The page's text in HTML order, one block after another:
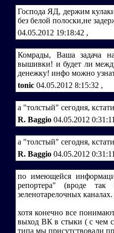
Господа ЯД, держим
без белой полоски,не
04.05.2012 19:18:42 ,
Комрады, Ваша задача
вышивки! и будет ли
денежку! инфо можно
tonic 04.05.2012 8:15:32 ,
а "толстый" сегодня,
R. Baggio 04.05.2012 0:31:11
а "толстый" сегодня,
R. Baggio 04.05.2012 0:31:11
по имеющейся
репортера" (вроде так
зеленотарелочных
хотя конечно все
выход ВК в стыки ( с чем
типа мы присутствовали